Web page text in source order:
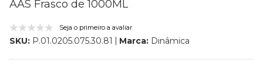
AAS Frasco de 1000ML
Seja o primeiro a avaliar
SKU: P.01.0205.075.30.81 Marca: Dinâmica